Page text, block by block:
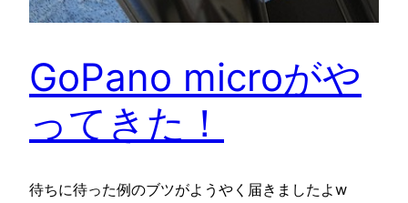
GoPano microがや
ってきた！
待ちに待った例のブツがようやく届きましたよw